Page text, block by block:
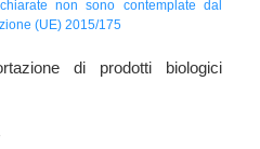
non sono contemplate dal
(UE) 2015/175
di prodotti biologici